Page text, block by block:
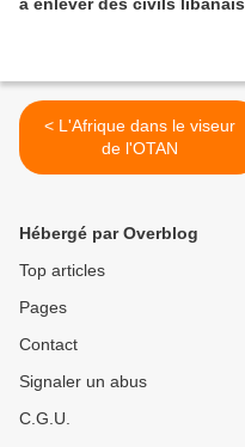
à enlever des civils libanais
< L'Afrique dans le viseur
de l'OTAN
Hébergé par Overblog
Top articles
Pages
Contact
Signaler un abus
C.G.U.